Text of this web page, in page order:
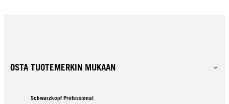
OSTA TUOTEMERKIN MUKAAN
Schwarzkopf Professional